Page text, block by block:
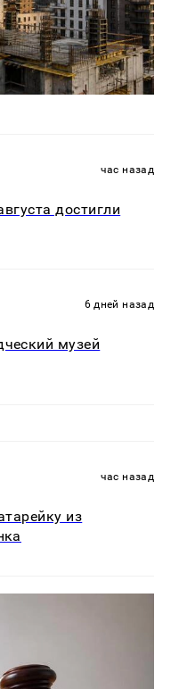
час назад
достигли
6 дней назад
музей
час назад
из